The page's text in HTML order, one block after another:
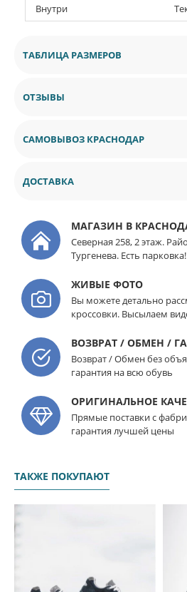
Внутри
ТАБЛИЦА РАЗМЕРОВ
ОТЗЫВЫ
САМОВЫВОЗ КРАСНОДАР
ДОСТАВКА
МАГАЗИН В
Северная 258, 2 этаж.
Тургенева. Есть
ЖИВЫЕ ФОТО
Вы можете детально
кроссовки. Высылаем
ВОЗВРАТ / ОБМЕН /
Возврат / Обмен без
гарантия на всю обувь
ОРИГИНАЛЬНОЕ
Прямые поставки с
гарантия лучшей цены
ТАКЖЕ ПОКУПАЮТ